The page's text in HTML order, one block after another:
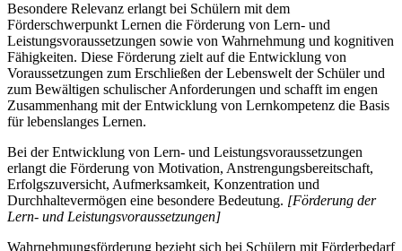
Besondere Relevanz erlangt bei Schülern mit dem
Förderschwerpunkt Lernen die Förderung von Lern- und
Leistungsvoraussetzungen sowie von Wahrnehmung und kognitiven
Fähigkeiten. Diese Förderung zielt auf die Entwicklung von
Voraussetzungen zum Erschließen der Lebenswelt der Schüler und
zum Bewältigen schulischer Anforderungen und schafft im engen
Zusammenhang mit der Entwicklung von Lernkompetenz die Basis
für lebenslanges Lernen.
Bei der Entwicklung von Lern- und Leistungsvoraussetzungen
erlangt die Förderung von Motivation, Anstrengungsbereitschaft,
Erfolgszuversicht, Aufmerksamkeit, Konzentration und
Durchhaltevermögen eine besondere Bedeutung. [Förderung der
Lern- und Leistungsvoraussetzungen]
Wahrnehmungsförderung bezieht sich bei Schülern mit Förderbedarf